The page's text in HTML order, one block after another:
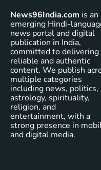
News96India.com is an
emerging Hindi-
news portal and digital
publication in India,
committed to delivering
reliable and authentic
content. We publish
multiple categories
including news, politics,
astrology, spirituality,
religion, and
entertainment, with a
strong presence in
and digital media.